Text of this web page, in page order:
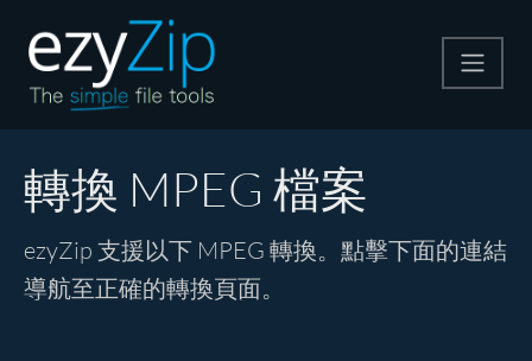
轉換 MPEG 檔案
ezyZip 支援以下 MPEG 轉換。點擊下面的連結
導航至正確的轉換頁面。